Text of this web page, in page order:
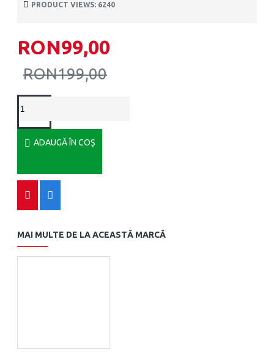
PRODUCT VIEWS: 6240
RON99,00
RON199,00
ADAUGĂ ÎN COŞ
MAI MULTE DE LA ACEASTĂ MARCĂ